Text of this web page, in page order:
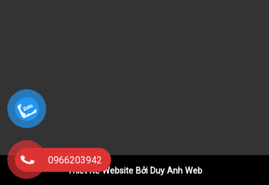
0966203942
Thiết Kế Website Bởi Duy Anh Web